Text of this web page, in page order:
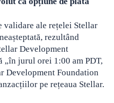
validare ale rețelei Stellar
rezultând
Development
„în jurul orei 1:00 am PDT,
Development Foundation
pe rețeaua Stellar.